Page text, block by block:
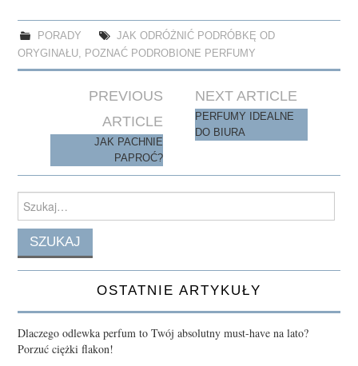
bo
ok
to
do
n
ailre
PORADY
JAK ODRÓŻNIĆ PODRÓBKĘ OD
ORYGINAŁU, POZNAĆ PODROBIONE PERFUMY
navigation
PREVIOUS
ARTICLE
JAK PACHNIE
PAPROĆ?
NEXT ARTICLE
PERFUMY IDEALNE
DO BIURA
Search
for:
OSTATNIE ARTYKUŁY
Dlaczego odlewka perfum to Twój absolutny must-have na lato?
Porzuć ciężki flakon!